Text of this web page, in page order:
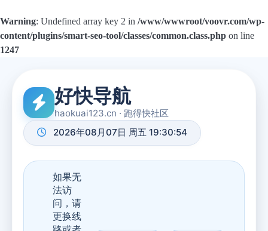
Warning: Undefined array key 2 in /www/wwwroot/voovr.com/wp-
content/plugins/smart-seo-tool/classes/common.class.php on line
1247